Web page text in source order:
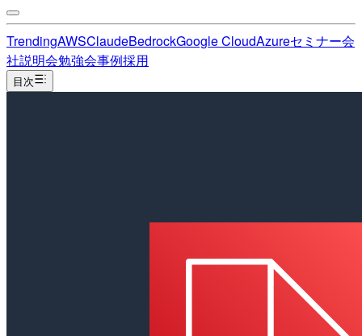
TrendingAWSClaudeBedrockGoogle CloudAzureセミナー会
社説明会勉強会事例採用
目次